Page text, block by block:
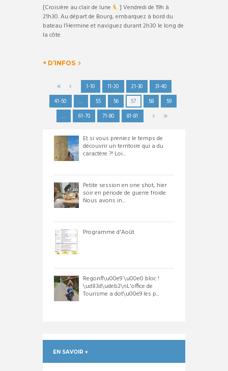
[Croisière au clair de lune
] Vendredi de 19h à
21h30. Au départ de Bourg, embarquez à bord du
bateau l’Hermine et naviguez durant 2h30 le long de
la côte
+ D’INFOS
1-10 11-20 21-30
31-40
41-50
… 55 56 57 58
59
…
61-70 71-80 81-81
Et si vous preniez le temps de
découvrir un territoire qui a du
caractère ?! Loi...
Petite session en one shot, hier
soir en période de guerre froide.
Nous avons in...
Programme d'Août
Regonfl\u00e9 \u00e0 bloc !
\ud83d\udeb2\nL'office de
Tourisme a dot\u00e9 les p...
EN SAVOIR +